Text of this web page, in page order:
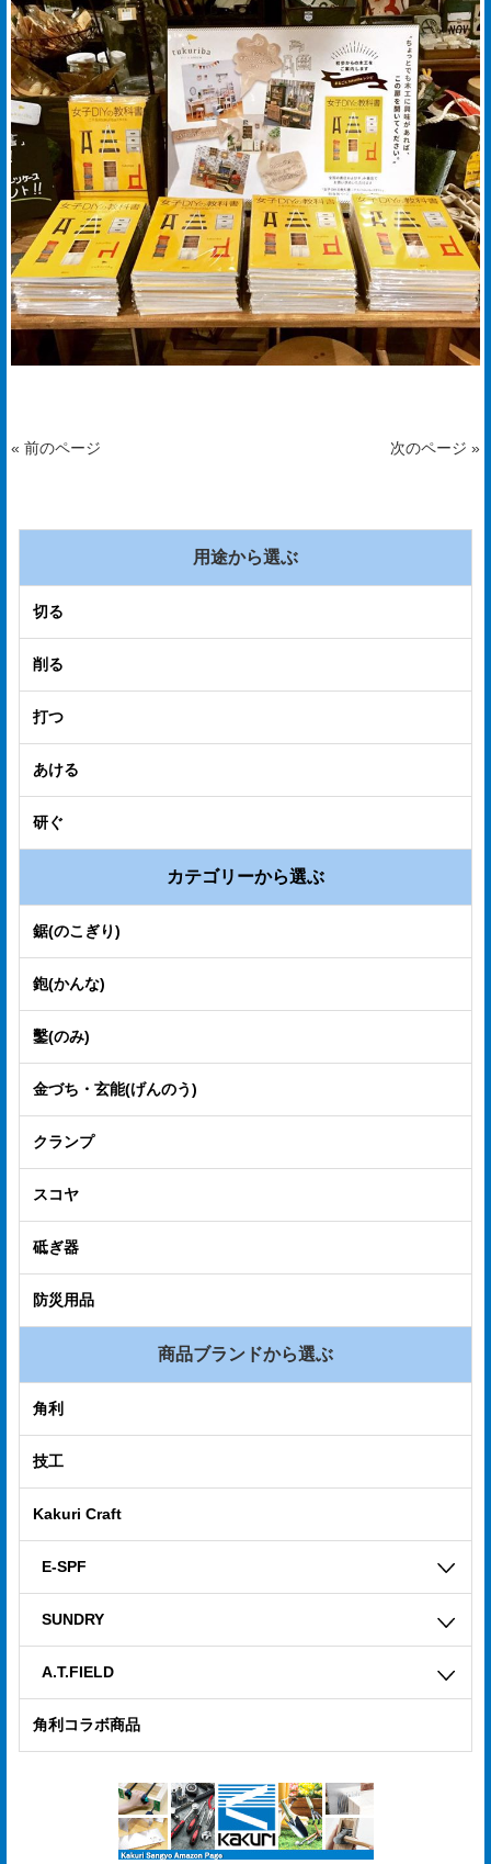
ク
セ
ス
マ
ッ
プ
経
営
理
念
扱
電
タ
お
合
« 前のページ 次のページ »
用途から選ぶ
切る
削る
打つ
あける
研ぐ
カテゴリーから選ぶ
鋸(のこぎり)
鉋(かんな)
鑿(のみ)
金づち・玄能(げんのう)
クランプ
スコヤ
砥ぎ器
防災用品
商品ブランドから選ぶ
角利
技工
Kakuri Craft
E-SPF
SUNDRY
A.T.FIELD
角利コラボ商品